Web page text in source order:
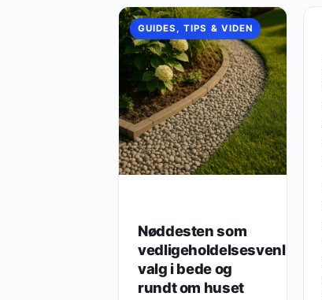
GUIDES, TIPS & VIDEN
Nøddesten som
vedligeholdelsesvenligt
valg i bede og
rundt om huset